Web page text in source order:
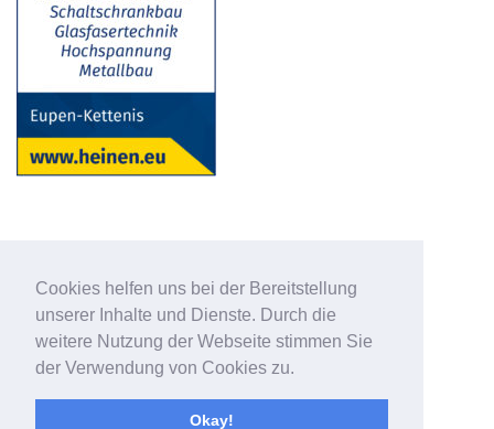
Cookies helfen uns bei der Bereitstellung
unserer Inhalte und Dienste. Durch die
weitere Nutzung der Webseite stimmen Sie
der Verwendung von Cookies zu.
Okay!